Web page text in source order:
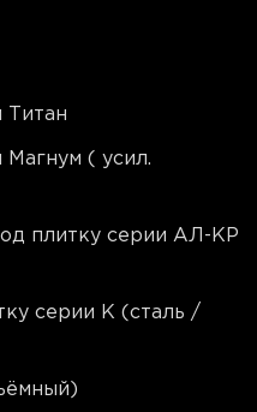
Титан
( усил.
плитку серии АЛ-КР
серии K (сталь /